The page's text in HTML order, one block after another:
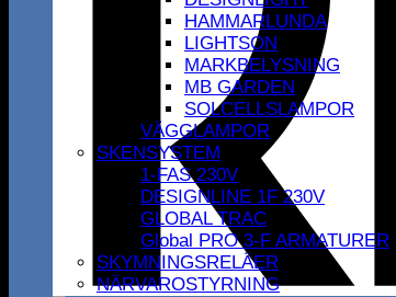
HAMMARLUNDA
LIGHTSON
MARKBELYSNING
MB GARDEN
SOLCELLSLAMPOR
VÄGGLAMPOR
SKENSYSTEM
1-FAS 230V
DESIGNLINE 1F 230V
GLOBAL TRAC
Global PRO 3-F ARMATURER
SKYMNINGSRELÄER
NÄRVAROSTYRNING